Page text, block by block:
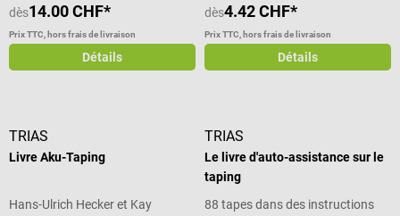
coton. De plus, le tape est
respirant et résistant à l'eau, ce
qui permet de le porter sous l'eau.
Le pouvoir adhésif du tape est
adhésif élevé et s'adapte au
corps. Medi-Tape - En un coup
Matériau : coton avec enduction
dès14.00 CHF*
Prix TTC, hors frais de livraison
Détails
dès4.42 CHF*
Prix TTC, hors frais de livraison
Détails
TRIAS
Livre Aku-Taping
Hans-Ulrich Hecker et Kay
TRIAS
Le livre d'auto-assistance sur le
taping
88 tapes dans des instructions